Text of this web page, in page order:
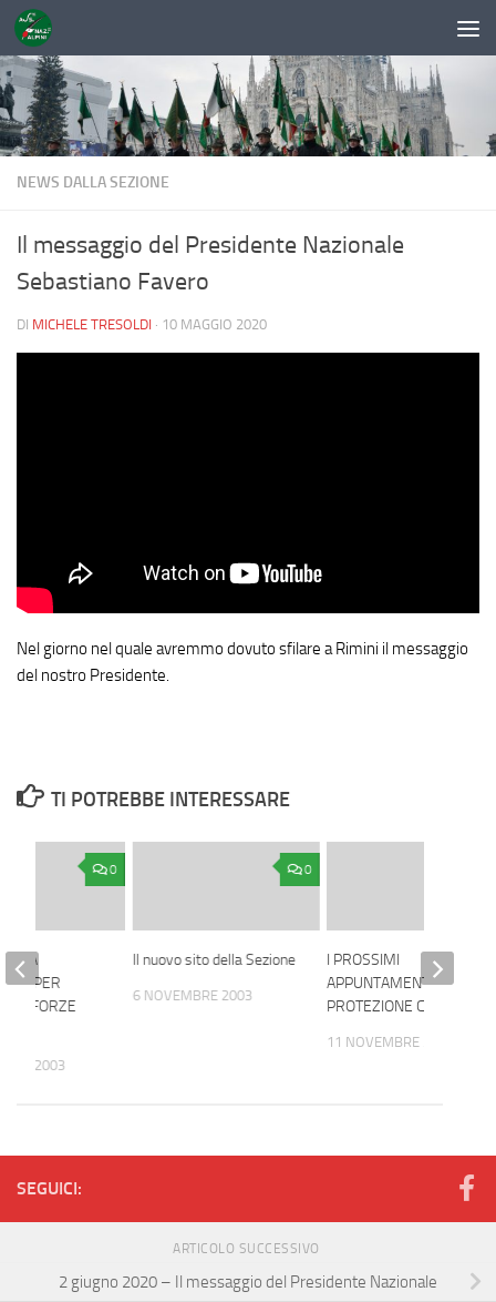
Sotto il contenuto
NEWS DALLA SEZIONE
Il messaggio del Presidente Nazionale
Sebastiano Favero
DI MICHELE TRESOLDI · 10 MAGGIO 2020
Nel giorno nel quale avremmo dovuto sfilare a Rimini il messaggio
del nostro Presidente.
TI POTREBBE INTERESSARE
0
Il nuovo sito della Sezione
6 NOVEMBRE 2003
I PROSSIMI
APPUNTAMENTI DELLA
PROTEZIONE CIVILE
11 NOVEMBRE 2003
0
LA
PER
FORZE
2003
SEGUICI:
ARTICOLO SUCCESSIVO
2 giugno 2020 – Il messaggio del Presidente Nazionale